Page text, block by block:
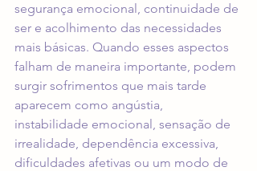
segurança emocional, continuidade de
ser e acolhimento das necessidades
mais básicas. Quando esses aspectos
falham de maneira importante, podem
surgir sofrimentos que mais tarde
aparecem como angústia,
instabilidade emocional, sensação de
irrealidade, dependência excessiva,
dificuldades afetivas ou um modo de